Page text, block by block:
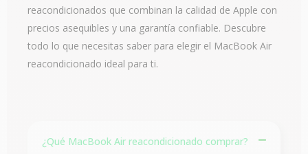
reacondicionados que combinan la calidad de Apple con
precios asequibles y una garantía confiable. Descubre
todo lo que necesitas saber para elegir el MacBook Air
reacondicionado ideal para ti.
¿Qué MacBook Air reacondicionado comprar?